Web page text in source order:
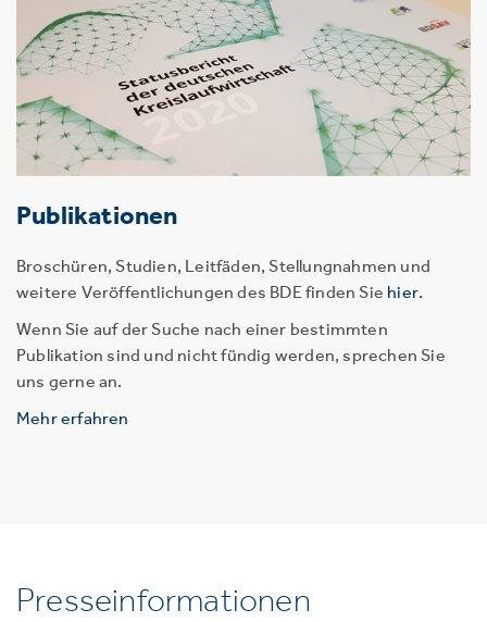
Publikationen
Broschüren, Studien, Leitfäden, Stellungnahmen und
weitere Veröffentlichungen des BDE finden Sie hier.
Wenn Sie auf der Suche nach einer bestimmten
Publikation sind und nicht fündig werden, sprechen Sie
uns gerne an.
Mehr erfahren
Presseinformationen